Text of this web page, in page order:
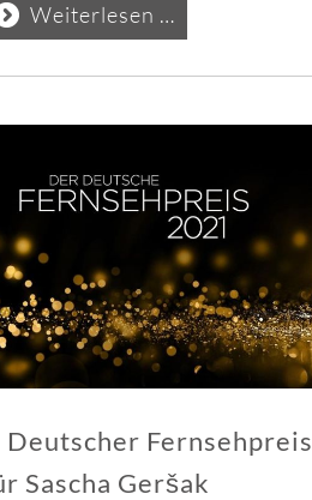
Weiterlesen …
"Polizeiruf
Magdeburg"
Deutscher Fernsehpreis
Sascha Geršak